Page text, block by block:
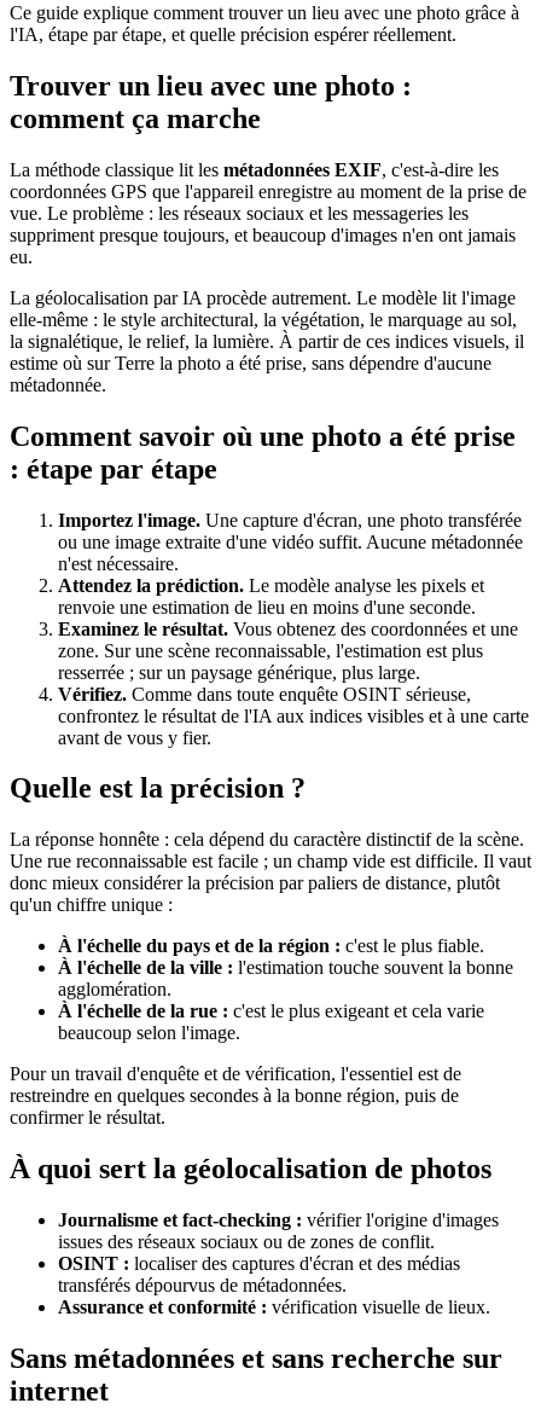
Ce guide explique comment trouver un lieu avec une photo grâce à
l'IA, étape par étape, et quelle précision espérer réellement.
Trouver un lieu avec une photo :
comment ça marche
La méthode classique lit les métadonnées EXIF, c'est-à-dire les
coordonnées GPS que l'appareil enregistre au moment de la prise de
vue. Le problème : les réseaux sociaux et les messageries les
suppriment presque toujours, et beaucoup d'images n'en ont jamais
eu.
La géolocalisation par IA procède autrement. Le modèle lit l'image
elle-même : le style architectural, la végétation, le marquage au sol,
la signalétique, le relief, la lumière. À partir de ces indices visuels, il
estime où sur Terre la photo a été prise, sans dépendre d'aucune
métadonnée.
Comment savoir où une photo a été prise
: étape par étape
Importez l'image. Une capture d'écran, une photo transférée
ou une image extraite d'une vidéo suffit. Aucune métadonnée
n'est nécessaire.
Attendez la prédiction. Le modèle analyse les pixels et
renvoie une estimation de lieu en moins d'une seconde.
Examinez le résultat. Vous obtenez des coordonnées et une
zone. Sur une scène reconnaissable, l'estimation est plus
resserrée ; sur un paysage générique, plus large.
Vérifiez. Comme dans toute enquête OSINT sérieuse,
confrontez le résultat de l'IA aux indices visibles et à une carte
avant de vous y fier.
Quelle est la précision ?
La réponse honnête : cela dépend du caractère distinctif de la scène.
Une rue reconnaissable est facile ; un champ vide est difficile. Il vaut
donc mieux considérer la précision par paliers de distance, plutôt
qu'un chiffre unique :
À l'échelle du pays et de la région : c'est le plus fiable.
À l'échelle de la ville : l'estimation touche souvent la bonne
agglomération.
À l'échelle de la rue : c'est le plus exigeant et cela varie
beaucoup selon l'image.
Pour un travail d'enquête et de vérification, l'essentiel est de
restreindre en quelques secondes à la bonne région, puis de
confirmer le résultat.
À quoi sert la géolocalisation de photos
Journalisme et fact-checking : vérifier l'origine d'images
issues des réseaux sociaux ou de zones de conflit.
OSINT : localiser des captures d'écran et des médias
transférés dépourvus de métadonnées.
Assurance et conformité : vérification visuelle de lieux.
Sans métadonnées et sans recherche sur
internet